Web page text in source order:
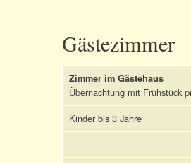
Gästezimmer
Zimmer im Gästehaus
Übernachtung mit Frühstück
Kinder bis 3 Jahre